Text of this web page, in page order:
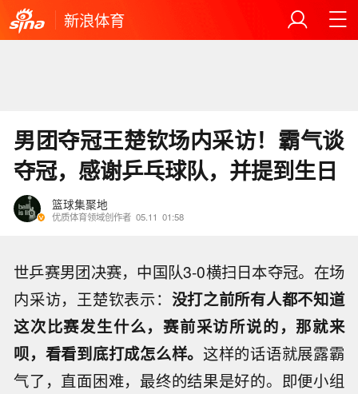
新浪体育
男团夺冠王楚钦场内采访！霸气谈
夺冠，感谢乒乓球队，并提到生日
篮球集聚地
优质体育领域创作者 05.11 01:58
世乒赛男团决赛，中国队3-0横扫日本夺冠。在场
内采访，王楚钦表示： 没打之前所有人都不知道
这次比赛发生什么，赛前采访所说的，那就来
呗，看看到底打成怎么样。 这样的话语就展露霸
气了，直面困难，最终的结果是好的。即便小组